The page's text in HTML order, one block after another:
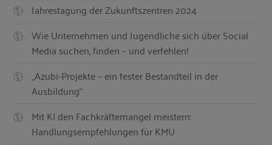
Jahrestagung der Zukunftszentren 2024
Wie Unternehmen und Jugendliche sich über Social
Media suchen, finden – und verfehlen!
„Azubi-Projekte – ein fester Bestandteil in der
Ausbildung“
Mit KI den Fachkräftemangel meistern:
Handlungsempfehlungen für KMU